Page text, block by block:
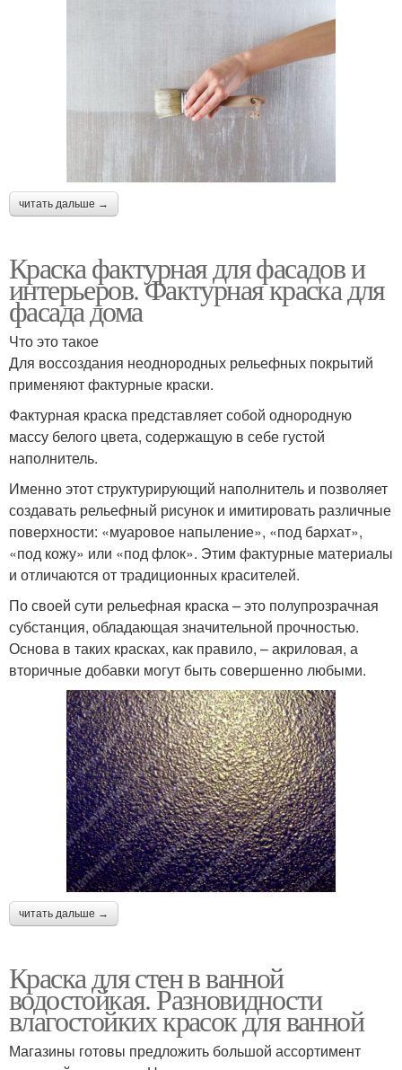
читать дальше →
Краска фактурная для фасадов и
интерьеров. Фактурная краска для
фасада дома
Что это такое
Для воссоздания неоднородных рельефных покрытий
применяют фактурные краски.
Фактурная краска представляет собой однородную
массу белого цвета, содержащую в себе густой
наполнитель.
Именно этот структурирующий наполнитель и позволяет
создавать рельефный рисунок и имитировать различные
поверхности: «муаровое напыление», «под бархат»,
«под кожу» или «под флок». Этим фактурные материалы
и отличаются от традиционных красителей.
По своей сути рельефная краска – это полупрозрачная
субстанция, обладающая значительной прочностью.
Основа в таких красках, как правило, – акриловая, а
вторичные добавки могут быть совершенно любыми.
читать дальше →
Краска для стен в ванной
водостойкая. Разновидности
влагостойких красок для ванной
Магазины готовы предложить большой ассортимент